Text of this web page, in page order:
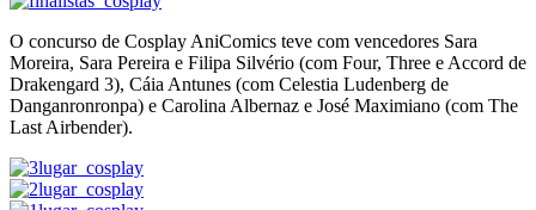
O concurso de Cosplay AniComics teve com vencedores Sara
Moreira, Sara Pereira e Filipa Silvério (com Four, Three e Accord de
Drakengard 3), Cáia Antunes (com Celestia Ludenberg de
Danganronronpa) e Carolina Albernaz e José Maximiano (com The
Last Airbender).